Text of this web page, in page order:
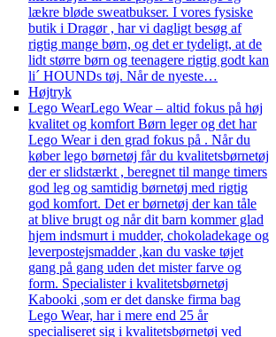
lækre bløde sweatbukser. I vores fysiske
butik i Dragør , har vi dagligt besøg af
rigtig mange børn, og det er tydeligt, at de
lidt større børn og teenagere rigtig godt kan
li´ HOUNDs tøj. Når de nyeste…
Højtryk
Lego WearLego Wear – altid fokus på høj
kvalitet og komfort Børn leger og det har
Lego Wear i den grad fokus på . Når du
køber lego børnetøj får du kvalitetsbørnetøj
der er slidstærkt , beregnet til mange timers
god leg og samtidig børnetøj med rigtig
god komfort. Det er børnetøj der kan tåle
at blive brugt og når dit barn kommer glad
hjem indsmurt i mudder, chokoladekage og
leverpostejsmadder ,kan du vaske tøjet
gang på gang uden det mister farve og
form. Specialister i kvalitetsbørnetøj
Kabooki ,som er det danske firma bag
Lego Wear, har i mere end 25 år
specialiseret sig i kvalitetsbørnetøj ved